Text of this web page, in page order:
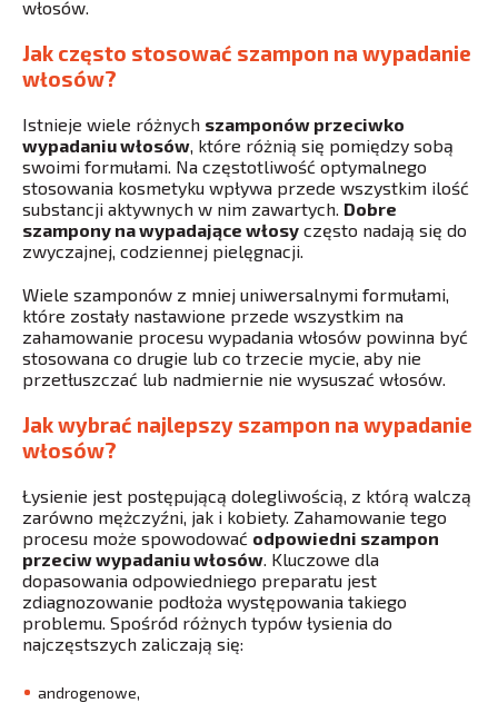
włosów.
Jak często stosować szampon na wypadanie
włosów?
Istnieje wiele różnych szamponów przeciwko
wypadaniu włosów, które różnią się pomiędzy sobą
swoimi formułami. Na częstotliwość optymalnego
stosowania kosmetyku wpływa przede wszystkim ilość
substancji aktywnych w nim zawartych. Dobre
szampony na wypadające włosy często nadają się do
zwyczajnej, codziennej pielęgnacji.
Wiele szamponów z mniej uniwersalnymi formułami,
które zostały nastawione przede wszystkim na
zahamowanie procesu wypadania włosów powinna być
stosowana co drugie lub co trzecie mycie, aby nie
przetłuszczać lub nadmiernie nie wysuszać włosów.
Jak wybrać najlepszy szampon na wypadanie
włosów?
Łysienie jest postępującą dolegliwością, z którą walczą
zarówno mężczyźni, jak i kobiety. Zahamowanie tego
procesu może spowodować odpowiedni szampon
przeciw wypadaniu włosów. Kluczowe dla
dopasowania odpowiedniego preparatu jest
zdiagnozowanie podłoża występowania takiego
problemu. Spośród różnych typów łysienia do
najczęstszych zaliczają się:
androgenowe,